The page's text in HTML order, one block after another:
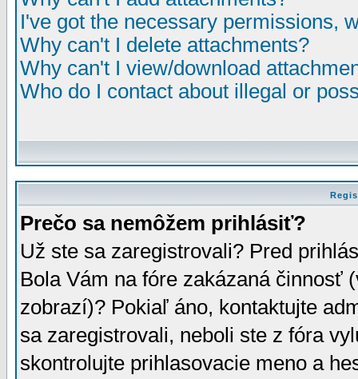
I've got the necessary permissions,
Why can't I delete attachments?
Why can't I view/download
Who do I contact about illegal or
Prečo sa nemôžem prihlásiť?
Už ste sa zaregistrovali? Pred
Bola Vám na fóre zakázaná činnosť
zobrazí)? Pokiaľ áno, kontaktujte
sa zaregistrovali, neboli ste z fóra
skontrolujte prihlasovacie meno a